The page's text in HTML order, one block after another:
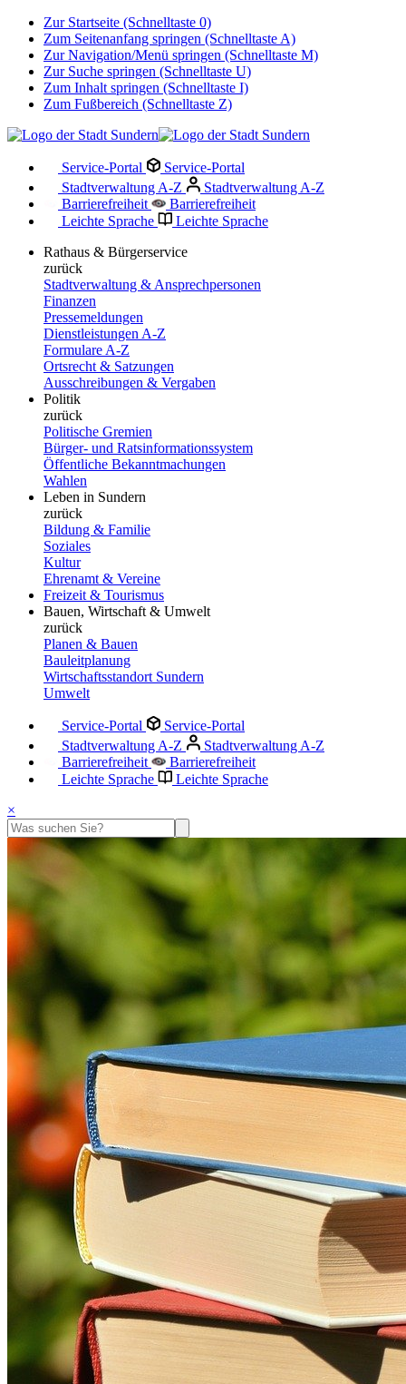
Zur Startseite (Schnelltaste 0)
Zum Seitenanfang springen (Schnelltaste A)
Zur Navigation/Menü springen (Schnelltaste M)
Zur Suche springen (Schnelltaste U)
Zum Inhalt springen (Schnelltaste I)
Zum Fußbereich (Schnelltaste Z)
Service-Portal
Service-Portal
Stadtverwaltung A-Z
Stadtverwaltung A-Z
Barrierefreiheit
Barrierefreiheit
Leichte Sprache
Leichte Sprache
Rathaus & Bürgerservice
zurück
Stadtverwaltung & Ansprechpersonen
Finanzen
Pressemeldungen
Dienstleistungen A-Z
Formulare A-Z
Ortsrecht & Satzungen
Ausschreibungen & Vergaben
Politik
zurück
Politische Gremien
Bürger- und Ratsinformationssystem
Öffentliche Bekanntmachungen
Wahlen
Leben in Sundern
zurück
Bildung & Familie
Soziales
Kultur
Ehrenamt & Vereine
Freizeit & Tourismus
Bauen, Wirtschaft & Umwelt
zurück
Planen & Bauen
Bauleitplanung
Wirtschaftsstandort Sundern
Umwelt
Service-Portal
Service-Portal
Stadtverwaltung A-Z
Stadtverwaltung A-Z
Barrierefreiheit
Barrierefreiheit
Leichte Sprache
Leichte Sprache
×